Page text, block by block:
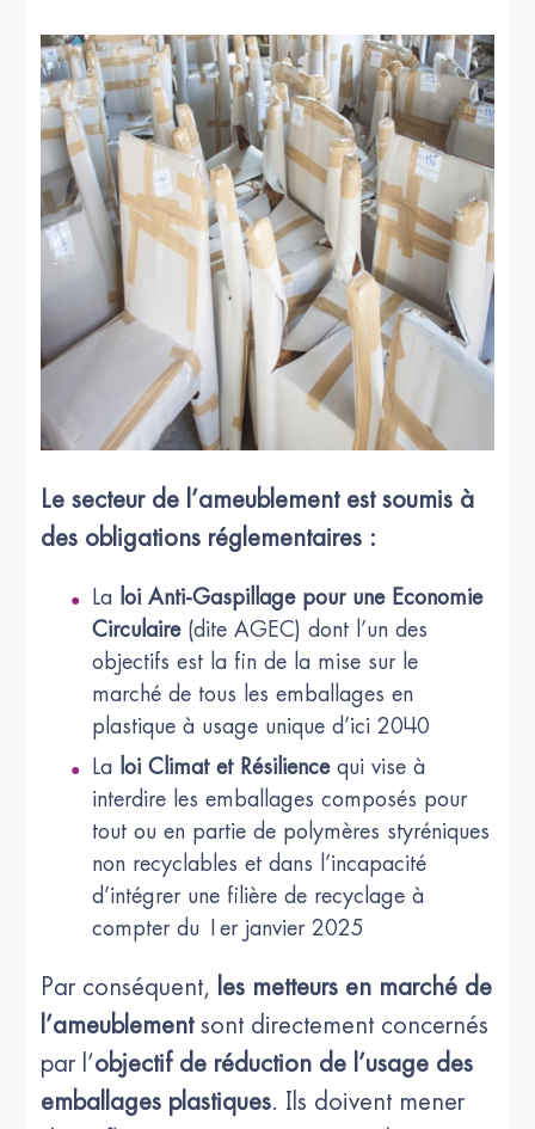
Le secteur de l’ameublement est soumis à
des obligations réglementaires :
La loi Anti-Gaspillage pour une Economie
Circulaire(dite AGEC) dont l’un des
objectifs est la fin de la mise sur le
marché de tous les emballages en
plastique à usage unique d’ici 2040
La loi Climat et Résiliencequi vise à
interdire les emballages composés pour
tout ou en partie de polymères styréniques
non recyclables et dans l’incapacité
d’intégrer une filière de recyclage à
compter du 1er janvier 2025
Par conséquent, les metteurs en marché de
l’ameublementsont directement concernés
par l’objectif de réduction de l’usage des
emballages plastiques. Ils doivent mener